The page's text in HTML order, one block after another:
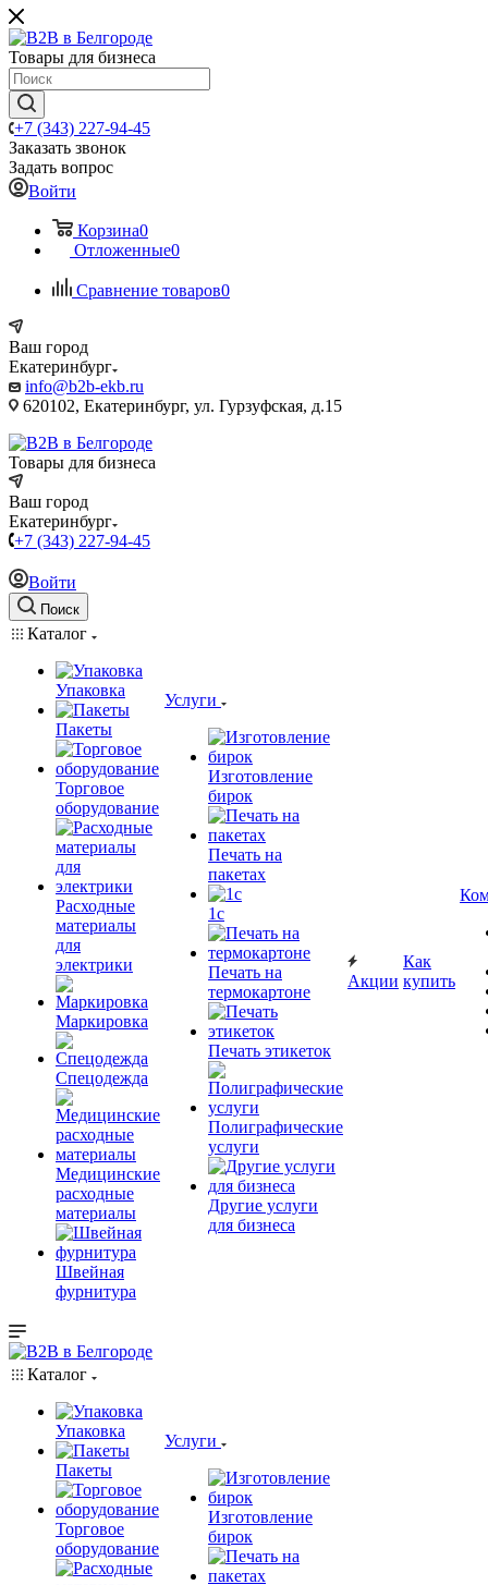
Товары для бизнеса
+7 (343) 227-94-45
Заказать звонок
Задать вопрос
Войти
Корзина0
Отложенные0
Сравнение товаров0
Ваш город
Екатеринбург
info@b2b-ekb.ru
620102, Екатеринбург, ул. Гурзуфская, д.15
Товары для бизнеса
Ваш город
Екатеринбург
+7 (343) 227-94-45
Войти
Поиск
Каталог
Упаковка
Пакеты
Торговое
оборудование
Расходные
материалы
для
электрики
Маркировка
Спецодежда
Медицинские
расходные
материалы
Швейная
фурнитура
Услуги
Изготовление
бирок
Печать на
пакетах
1c
Печать на
термокартоне
Печать этикеток
Полиграфические
услуги
Другие услуги
для бизнеса
Акции
Как
купить
Каталог
Упаковка
Пакеты
Торговое
оборудование
Услуги
Изготовление
бирок